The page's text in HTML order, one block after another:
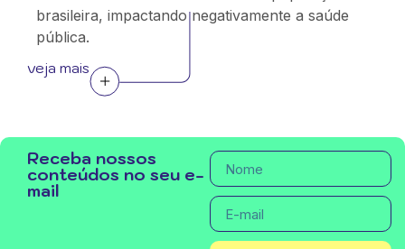
brasileira, impactando negativamente a saúde
pública.
veja mais
Receba nossos
conteúdos no seu e-
mail